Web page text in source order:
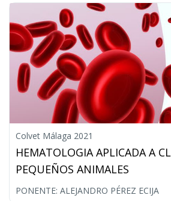
Colvet Málaga 2021
HEMATOLOGIA APLICADA A
PEQUEÑOS ANIMALES